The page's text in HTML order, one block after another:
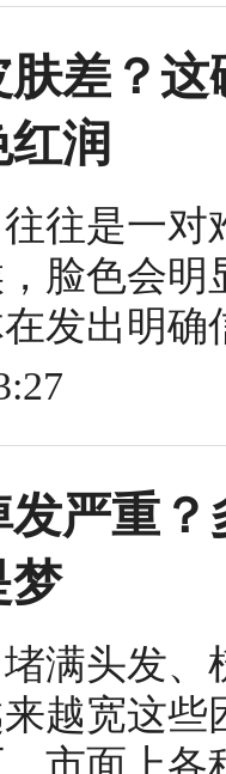
差？
润
往是一
脸色会
发出明
严重
梦
满头发
越宽这
市面上